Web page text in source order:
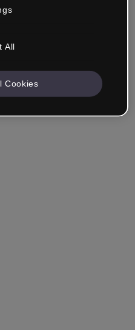
All
Cookies